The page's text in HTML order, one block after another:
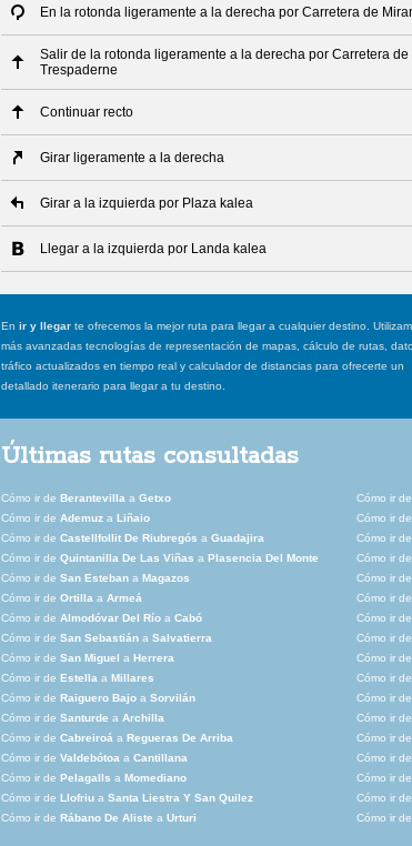
En la rotonda ligeramente a la derecha por Carretera de
Salir de la rotonda ligeramente a la derecha por Carretera
Trespaderne
Continuar recto
Girar ligeramente a la derecha
Girar a la izquierda por Plaza kalea
Llegar a la izquierda por Landa kalea
En ir y llegar te ofrecemos la mejor ruta para llegar a cualquier destino.
más avanzadas tecnologías de representación de mapas, cálculo de rutas,
tráfico actualizados en tiempo real y calculador de distancias para ofrecerte un
detallado itenerario para llegar a tu destino.
Últimas rutas consultadas
Cómo ir de Berantevilla a Getxo Cómo ir de
Cómo ir de Ademuz a Liñaio Cómo ir de
Cómo ir de Castellfollit De Riubregós a Guadajira Cómo ir de
Cómo ir de Quintanilla De Las Viñas a Plasencia Del Monte Cómo ir de
Cómo ir de San Esteban a Magazos Cómo ir de
Cómo ir de Ortilla a Armeá Cómo ir de
Cómo ir de Almodóvar Del Río a Cabó Cómo ir de
Cómo ir de San Sebastián a Salvatierra Cómo ir de
Cómo ir de San Miguel a Herrera Cómo ir de
Cómo ir de Estella a Millares Cómo ir de
Cómo ir de Raiguero Bajo a Sorvilán Cómo ir de
Cómo ir de Santurde a Archilla Cómo ir de
Cómo ir de Cabreiroá a Regueras De Arriba Cómo ir de
Cómo ir de Valdebótoa a Cantillana Cómo ir de
Cómo ir de Pelagalls a Momediano Cómo ir de
Cómo ir de Llofriu a Santa Liestra Y San Quilez Cómo ir de
Cómo ir de Rábano De Aliste a Urturi Cómo ir de